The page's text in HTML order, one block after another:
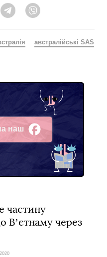
Telegram
австралійські SAS
наш
частину
Вʼєтнаму через